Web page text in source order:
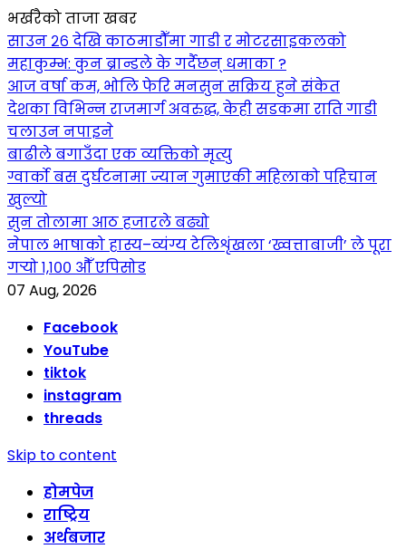
भर्खरैको ताजा खबर
साउन २६ देखि काठमाडौँमा गाडी र मोटरसाइकलको
महाकुम्भ: कुन ब्रान्डले के गर्दैछन् धमाका ?
आज वर्षा कम, भोलि फेरि मनसुन सक्रिय हुने संकेत
देशका विभिन्न राजमार्ग अवरुद्ध, केही सडकमा राति गाडी
चलाउन नपाइने
बाढीले बगाउँदा एक व्यक्तिको मृत्यु
ग्वार्को बस दुर्घटनामा ज्यान गुमाएकी महिलाको पहिचान
खुल्यो
सुन तोलामा आठ हजारले बढ्यो
नेपाल भाषाको हास्य–व्यंग्य टेलिशृंखला ‘ख्वत्ताबाजी’ ले पूरा
गर्‍यो १,१०० औँ एपिसोड
07 Aug, 2026
Facebook
YouTube
tiktok
instagram
threads
Skip to content
होमपेज
राष्ट्रिय
अर्थबजार